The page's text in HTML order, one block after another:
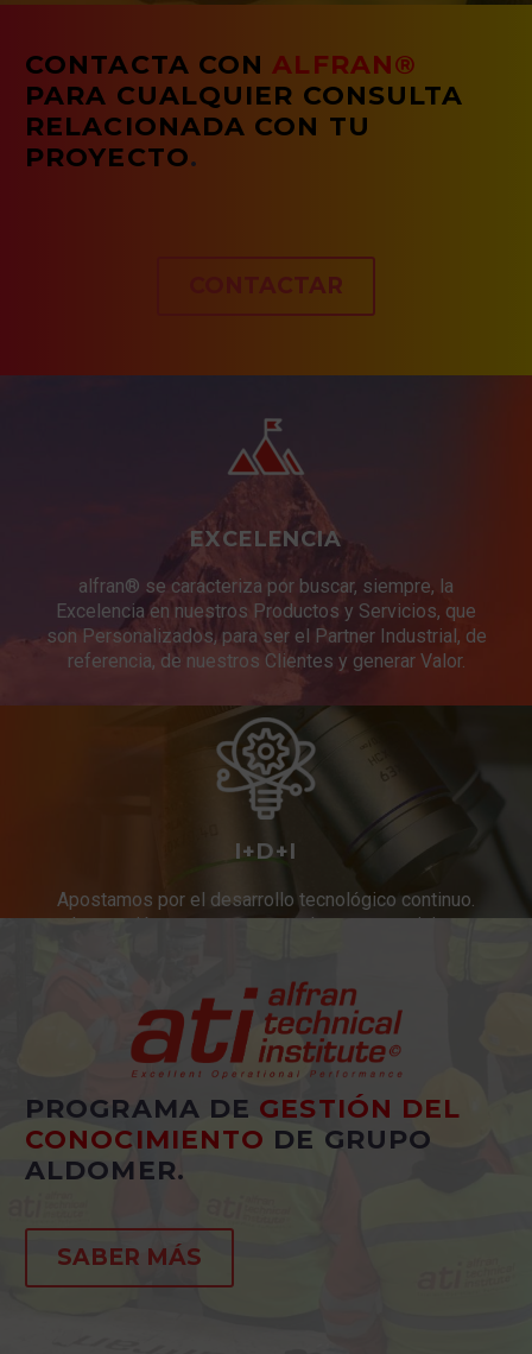
CONTACTA CON ALFRAN®
PARA CUALQUIER CONSULTA
RELACIONADA CON TU
PROYECTO.
CONTACTAR
EXCELENCIA
alfran® se caracteriza por buscar, siempre, la
Excelencia en nuestros Productos y Servicios, que
son Personalizados, para ser el Partner Industrial, de
referencia, de nuestros Clientes y generar Valor.
I+D+I
Apostamos por el desarrollo tecnológico continuo.
Innovación constante en productos y servicios.
PROGRAMA DE GESTIÓN DEL
CONOCIMIENTO DE GRUPO
ALDOMER.
SABER MÁS